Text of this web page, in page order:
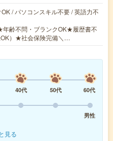
/ パソコンスキル不要 / 英語力不
齢不問・ブランクOK★履歴書不
OK）★社会保険完備＼…
40代 50代
60代
男性
見る